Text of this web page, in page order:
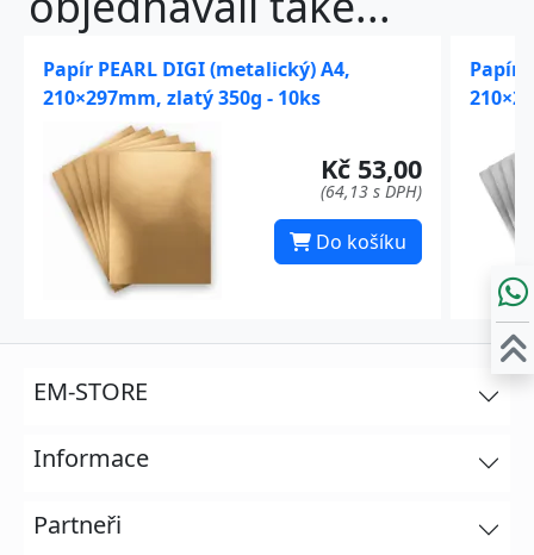
Papír PEARL DIGI (metalický) A4,
210×297mm, zlatý 350g - 10ks
Kč 53,00
(64,13 s DPH)
Do košíku
Papír
EM-STORE
Informace
Partneři